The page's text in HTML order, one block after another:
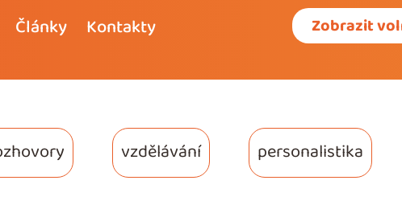
Články Kontakty Zobrazit
vzdělávání personalistika